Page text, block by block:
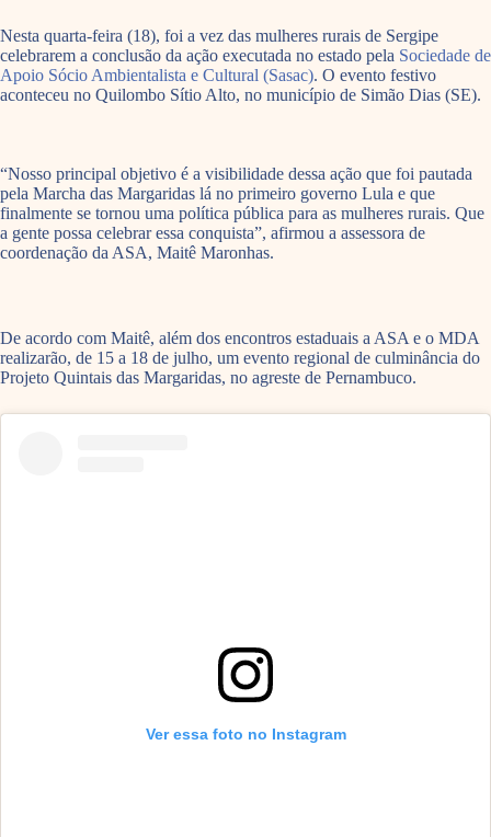
Nesta quarta-feira (18), foi a vez das mulheres rurais de Sergipe
celebrarem a conclusão da ação executada no estado pela Sociedade de
Apoio Sócio Ambientalista e Cultural (Sasac). O evento festivo
aconteceu no Quilombo Sítio Alto, no município de Simão Dias (SE).
“Nosso principal objetivo é a visibilidade dessa ação que foi pautada
pela Marcha das Margaridas lá no primeiro governo Lula e que
finalmente se tornou uma política pública para as mulheres rurais. Que
a gente possa celebrar essa conquista”, afirmou a assessora de
coordenação da ASA, Maitê Maronhas.
De acordo com Maitê, além dos encontros estaduais a ASA e o MDA
realizarão, de 15 a 18 de julho, um evento regional de culminância do
Projeto Quintais das Margaridas, no agreste de Pernambuco.
Ver essa foto no Instagram